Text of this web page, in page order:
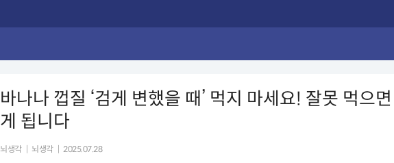
바나나 껍질 ‘검게 변했을 때’ 먹지 마세요! 잘못 먹으
게 됩니다
뇌생각 뇌생각 2025.07.28